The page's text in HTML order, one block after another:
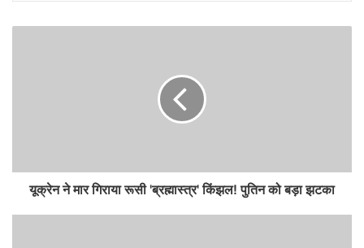
यूक्रेन ने मार गिराया रूसी 'ब्रह्मास्‍त्र' किंझल! पुतिन को बड़ा झटका